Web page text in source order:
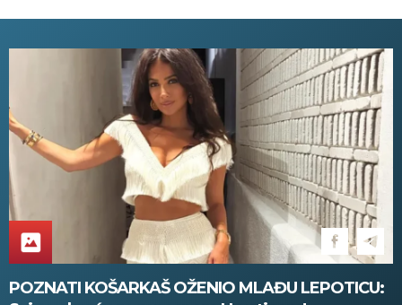
POZNATI KOŠARKAŠ OŽENIO MLAĐU LEPOTICU: